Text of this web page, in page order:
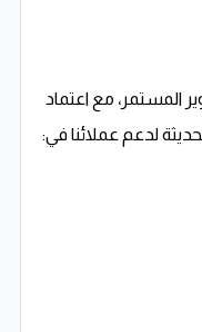
المستمر، مع اعتماد
لدعم عملائنا في: